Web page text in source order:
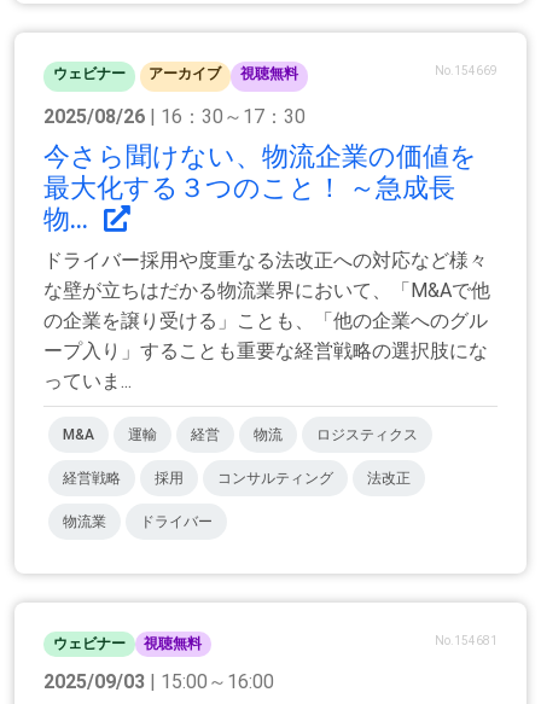
ウェビナー アーカイブ 視聴無料 No.154669
2025/08/26 | 16：30～17：30
今さら聞けない、物流企業の価値を
最大化する３つのこと！ ～急成長
物...
ドライバー採用や度重なる法改正への対応など様々
な壁が立ちはだかる物流業界において、「M&Aで他
の企業を譲り受ける」ことも、「他の企業へのグル
ープ入り」することも重要な経営戦略の選択肢にな
っていま...
M&A 運輸 経営 物流 ロジスティクス
経営戦略 採用 コンサルティング 法改正
物流業 ドライバー
ウェビナー 視聴無料 No.154681
2025/09/03 | 15:00～16:00